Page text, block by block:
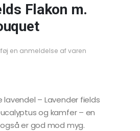
Flakon m.
en anmeldelse af varen
lavendel – Lavender fields
og kamfer – en
er god mod myg.